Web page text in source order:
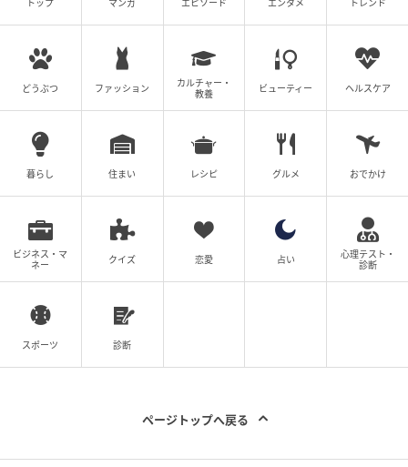
トップ マンガ エピソード エンタメ トレンド
どうぶつ ファッション
カルチャー・
教養
ビューティー ヘルスケア
暮らし 住まい レシピ グルメ おでかけ
ビジネス・マ
ネー
クイズ 恋愛 占い
心理テスト・
診断
スポーツ 診断
ページトップへ戻る